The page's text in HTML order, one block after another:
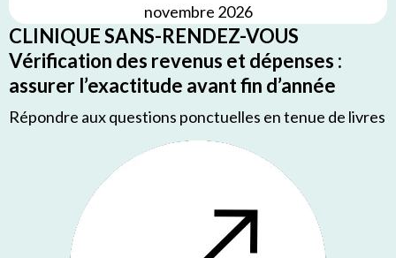
novembre 2026
CLINIQUE SANS-RENDEZ-VOUS
Vérification des revenus et dépenses :
assurer l’exactitude avant fin d’année
Répondre aux questions ponctuelles en tenue de livres